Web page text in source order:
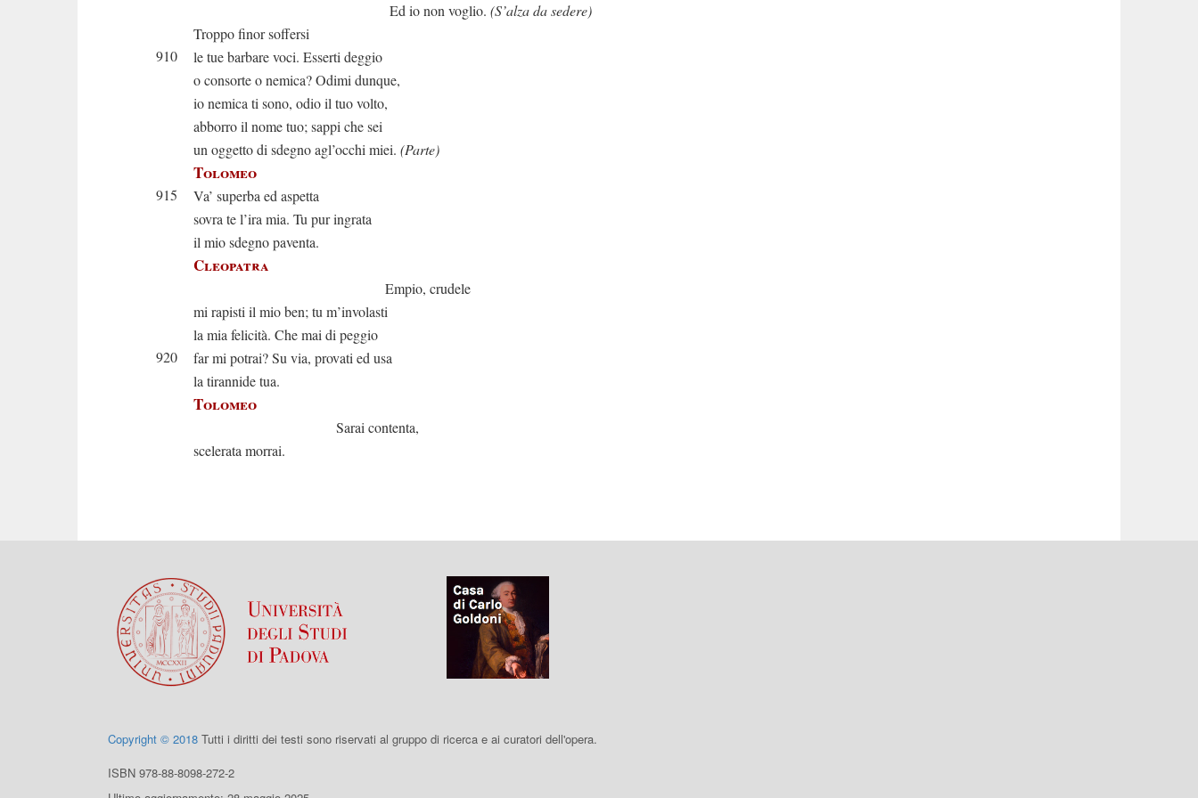
Ed io non voglio. (S’alza da sedere)
Troppo finor soffersi
910
le tue barbare voci. Esserti deggio
o consorte o nemica? Odimi dunque,
io nemica ti sono, odio il tuo volto,
abborro il nome tuo; sappi che sei
un oggetto di sdegno agl’occhi miei. (Parte)
Tolomeo
915
Va’ superba ed aspetta
sovra te l’ira mia. Tu pur ingrata
il mio sdegno paventa.
Cleopatra
Empio, crudele
mi rapisti il mio ben; tu m’involasti
la mia felicità. Che mai di peggio
920
far mi potrai? Su via, provati ed usa
la tirannide tua.
Tolomeo
Sarai contenta,
scelerata morrai.
Copyright © 2018 Tutti i diritti dei testi sono riservati al gruppo di ricerca e ai curatori dell'opera.
ISBN 978-88-8098-272-2